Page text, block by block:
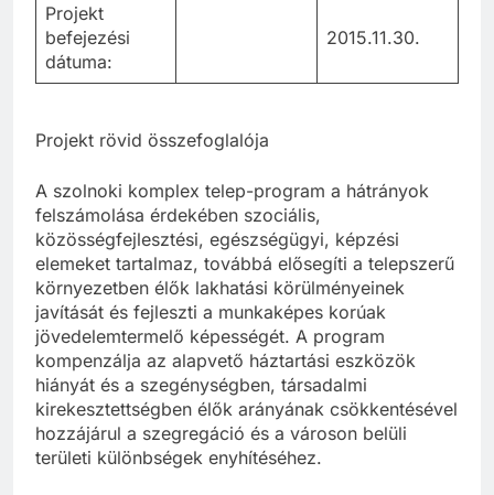
Projekt
befejezési
dátuma:
2015.11.30.
Projekt rövid összefoglalója
A szolnoki komplex telep-program a hátrányok
felszámolása érdekében szociális,
közösségfejlesztési, egészségügyi, képzési
elemeket tartalmaz, továbbá elősegíti a telepszerű
környezetben élők lakhatási körülményeinek
javítását és fejleszti a munkaképes korúak
jövedelemtermelő képességét. A program
kompenzálja az alapvető háztartási eszközök
hiányát és a szegénységben, társadalmi
kirekesztettségben élők arányának csökkentésével
hozzájárul a szegregáció és a városon belüli
területi különbségek enyhítéséhez.